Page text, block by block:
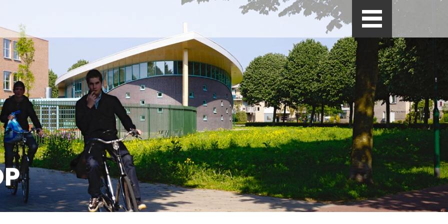
mee
-
K.v.K.
Egypte
Gehandicapten in
Egypte
De oase van El-
Fayoum
Nieuws
Geen water…
Meiden in actie!
Jaarverslag De
Woestijnroos 2025
Beleidsplan 2026 -
2027
Kerstgroet 2025
Meer nieuws